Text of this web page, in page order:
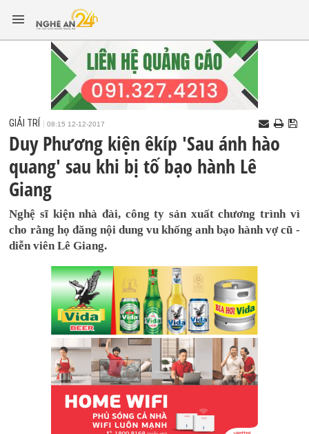
GIẢI TRÍ 08:15 12-12-2017
Duy Phương kiện êkíp 'Sau ánh hào
quang' sau khi bị tố bạo hành Lê
Giang
Nghệ sĩ kiện nhà đài, công ty sản xuất chương trình vì
cho rằng họ đăng nội dung vu khống anh bạo hành vợ cũ -
diễn viên Lê Giang.